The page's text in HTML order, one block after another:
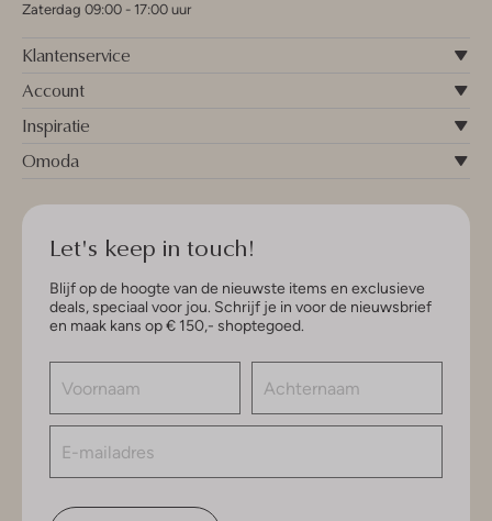
Zaterdag 09:00 - 17:00 uur
Klantenservice
Account
Inspiratie
Omoda
Let's keep in touch!
Blijf op de hoogte van de nieuwste items en exclusieve
deals, speciaal voor jou. Schrijf je in voor de nieuwsbrief
en maak kans op € 150,- shoptegoed.